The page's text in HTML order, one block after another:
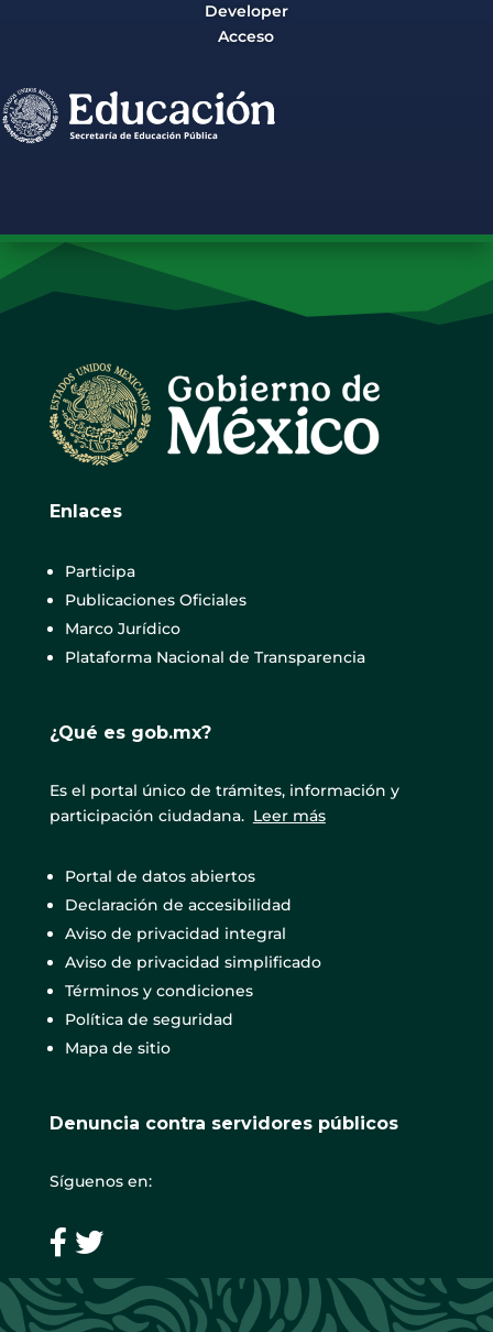
Developer
Acceso
Enlaces
Participa
Publicaciones Oficiales
Marco Jurídico
Plataforma Nacional de Transparencia
¿Qué es gob.mx?
Es el portal único de trámites, información y
participación ciudadana. Leer más
Portal de datos abiertos
Declaración de accesibilidad
Aviso de privacidad integral
Aviso de privacidad simplificado
Términos y condiciones
Política de seguridad
Mapa de sitio
Denuncia contra servidores públicos
Síguenos en: